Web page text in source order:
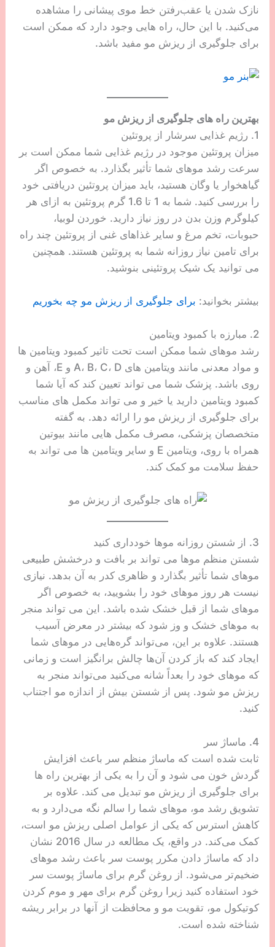
نازک شدن یا عقب‌رفتن خط موی پیشانی را مشاهده
می‌کنید. با این حال، راه هایی وجود دارد که ممکن است
برای جلوگیری از ریزش مو مفید باشد.
بهترین راه های جلوگیری از ریزش مو
1. رژیم غذایی سرشار از پروتئین
میزان پروتئین موجود در رژیم غذایی شما ممکن است بر
سرعت رشد موهای شما تأثیر بگذارد. به خصوص اگر
گیاهخوار یا وگان هستید، باید میزان پروتئین دریافتی خود
را بررسی کنید. شما به 1 تا 1.6 گرم پروتئین به ازای هر
کیلوگرم وزن بدن در روز نیاز دارید. خوردن لوبیا،
حبوبات، تخم مرغ و سایر غذاهای غنی از پروتئین چند راه
برای تامین نیاز روزانه شما به پروتئین هستند. همچنین
می توانید یک شیک پروتئینی بنوشید.
بیشتر بخوانید: برای جلوگیری از ریزش مو چه بخوریم
2. مبارزه با کمبود ویتامین
رشد موهای شما ممکن است تحت تاثیر کمبود ویتامین ها
و مواد معدنی مانند ویتامین های A، B، C، D و E، آهن و
روی باشد. پزشک شما می تواند تعیین کند که آیا شما
کمبود ویتامین دارید یا خیر و می تواند مکمل های مناسب
برای جلوگیری از ریزش مو را ارائه دهد. به گفته
متخصصان پزشکی، مصرف مکمل هایی مانند بیوتین
همراه با روی، ویتامین E و سایر ویتامین ها می تواند به
حفظ سلامت مو کمک کند.
3. از شستن روزانه موها خودداری کنید
شستن منظم موها می تواند بر بافت و درخشش طبیعی
موهای شما تأثیر بگذارد و ظاهری کدر به آن بدهد. نیازی
نیست هر روز موهای خود را بشویید، به خصوص اگر
موهای شما از قبل خشک شده باشد. این می تواند منجر
به موهای خشک و وز شود که بیشتر در معرض آسیب
هستند. علاوه بر این، می‌تواند گره‌هایی در موهای شما
ایجاد کند که باز کردن آن‌ها چالش برانگیز است و زمانی
که موهای خود را بعداً شانه می‌کنید می‌تواند منجر به
ریزش مو شود. پس از شستن بیش از اندازه مو اجتناب
کنید.
4. ماساژ سر
ثابت شده است که ماساژ منظم سر باعث افزایش
گردش خون می شود و آن را به یکی از بهترین راه ها
برای جلوگیری از ریزش مو تبدیل می کند. علاوه بر
تشویق رشد مو، موهای شما را سالم نگه می‌دارد و به
کاهش استرس که یکی از عوامل اصلی ریزش مو است،
کمک می‌کند. در واقع، یک مطالعه در سال 2016 نشان
داد که ماساژ دادن مکرر پوست سر باعث رشد موهای
ضخیم‌تر می‌شود. از روغن گرم برای ماساژ پوست سر
خود استفاده کنید زیرا روغن گرم برای مهر و موم کردن
کوتیکول مو، تقویت مو و محافظت از آنها در برابر ریشه
شناخته شده است.